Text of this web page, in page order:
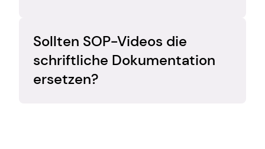
darzustellen, aber kurz genug für eine
mühelose Überprüfung und Aktualisierung.
Sollten SOP-Videos die
schriftliche Dokumentation
ersetzen?